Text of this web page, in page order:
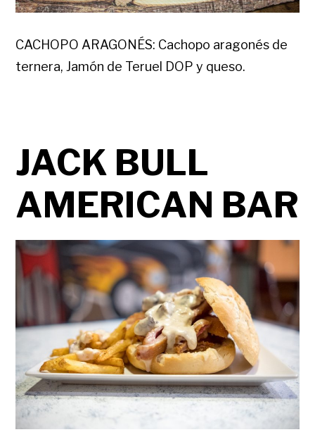
CACHOPO ARAGONÉS: Cachopo aragonés de
ternera, Jamón de Teruel DOP y queso.
JACK BULL
AMERICAN BAR